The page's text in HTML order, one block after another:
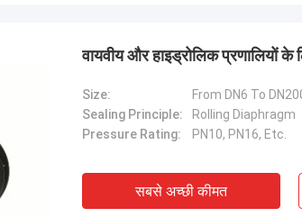
वायवीय और हाइड्रोलिक प्रणालियों के
Size:
From DN6 To
Sealing Principle:
Rolling Diaphragm
Pressure Rating:
PN10, PN16, Etc.
सबसे अच्छी कीमत